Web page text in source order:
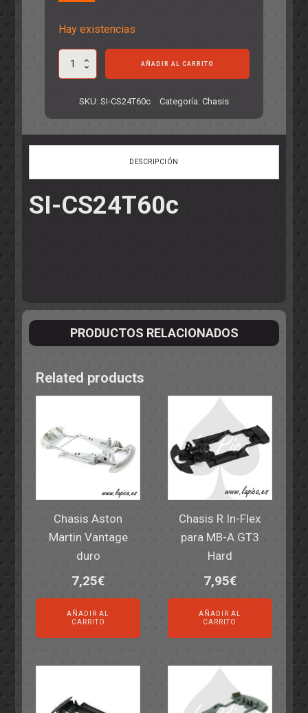
Hay existencias
Chasis
AÑADIR AL CARRITO
SKU: SI-CS24T60c Categoría: Chasis
DESCRIPCIÓN
SI-CS24T60c
PRODUCTOS RELACIONADOS
Related products
Chasis Aston
Martin Vantage
duro
7,25€
AÑADIR AL
CARRITO
Chasis R In-Flex
para MB-A GT3
Hard
7,95€
AÑADIR AL
CARRITO